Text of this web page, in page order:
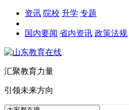
资讯 院校 升学 专题
国内要闻 省内资讯 政策法规
汇聚教育力量
引领未来方向